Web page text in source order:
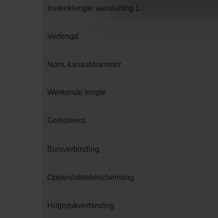
Datenschutzerklärung der
Insteeklengte aansluiting 1
Verlengd
Nom. kanaaldiameter
Werkende lengte
Geïsoleerd
Buisverbinding
Oppervlaktebescherming
Hulpstukverbinding